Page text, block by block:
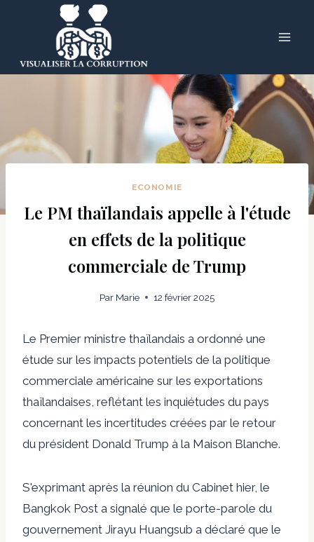
ECONOMIE
Le PM thaïlandais appelle à l'étude
en effets de la politique
commerciale de Trump
Par Marie 12 février 2025
Le Premier ministre thaïlandais a ordonné une
étude sur les impacts potentiels de la politique
commerciale américaine sur les exportations
thaïlandaises, reflétant les inquiétudes du pays
concernant les incertitudes créées par le retour
du président Donald Trump à la Maison Blanche.
S'exprimant après la réunion du Cabinet hier, le
Bangkok Post a signalé que le porte-parole du
gouvernement Jirayu Huangsub a déclaré que le